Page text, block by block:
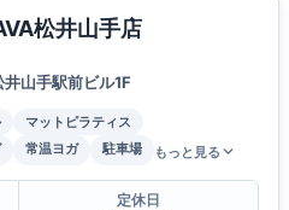
松井山手店
山手駅前ビル1F
マットピラティス
常温ヨガ 駐車場 もっと見る
定休日